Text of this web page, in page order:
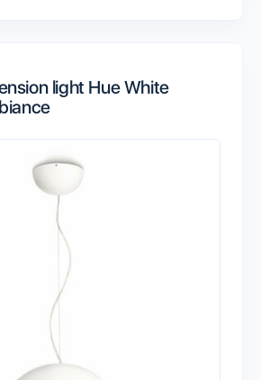
light Hue White